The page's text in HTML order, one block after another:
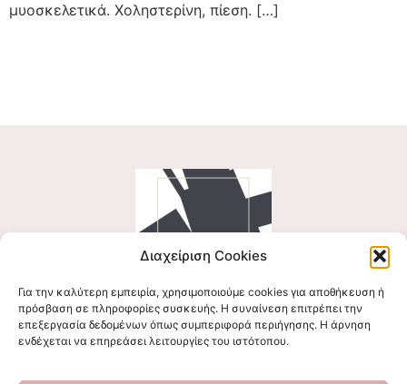
Διαχείριση Cookies
Για την καλύτερη εμπειρία, χρησιμοποιούμε cookies για αποθήκευση ή
πρόσβαση σε πληροφορίες συσκευής. Η συναίνεση επιτρέπει την
επεξεργασία δεδομένων όπως συμπεριφορά περιήγησης. Η άρνηση
ενδέχεται να επηρεάσει λειτουργίες του ιστότοπου.
μυοσκελετικά. Χοληστερίνη, πίεση. […]
Ακολουθήστε μας